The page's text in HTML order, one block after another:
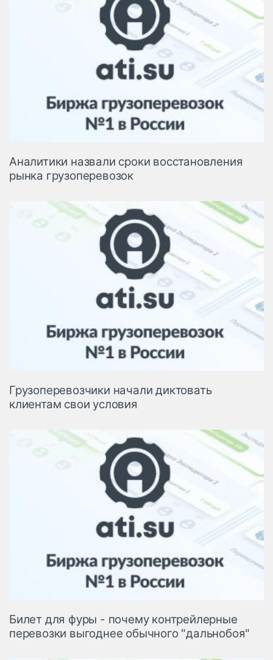
Аналитики назвали сроки восстановления
рынка грузоперевозок
Грузоперевозчики начали диктовать
клиентам свои условия
Билет для фуры - почему контрейлерные
перевозки выгоднее обычного "дальнобоя"